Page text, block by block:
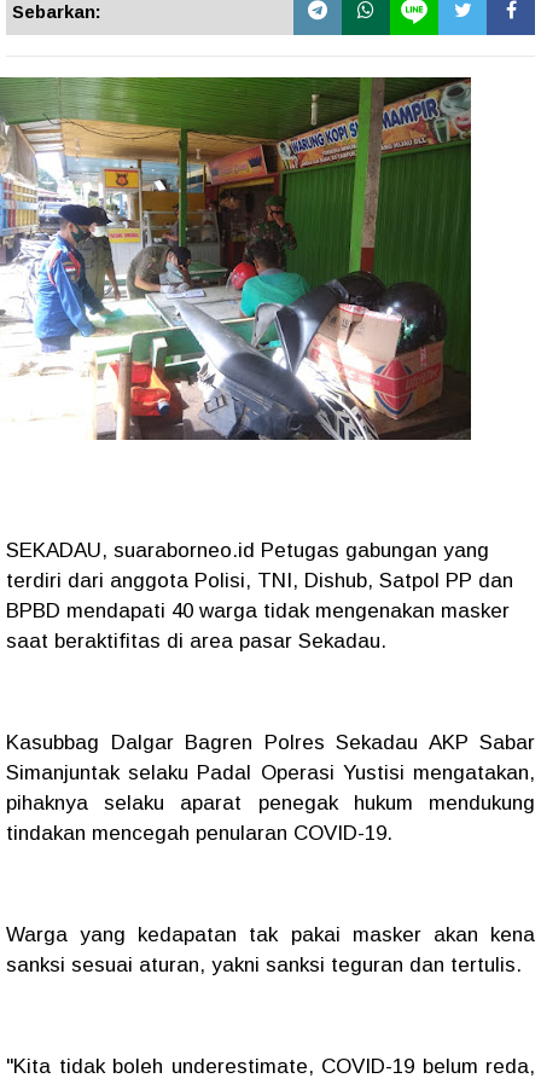
Sebarkan:
SEKADAU, suaraborneo.id Petugas gabungan yang
terdiri dari anggota Polisi, TNI, Dishub, Satpol PP dan
BPBD mendapati 40 warga tidak mengenakan masker
saat beraktifitas di area pasar Sekadau.
Kasubbag Dalgar Bagren Polres Sekadau AKP Sabar
Simanjuntak selaku Padal Operasi Yustisi mengatakan,
pihaknya selaku aparat penegak hukum mendukung
tindakan mencegah penularan COVID-19.
Warga yang kedapatan tak pakai masker akan kena
sanksi sesuai aturan, yakni sanksi teguran dan tertulis.
"Kita tidak boleh underestimate, COVID-19 belum reda,